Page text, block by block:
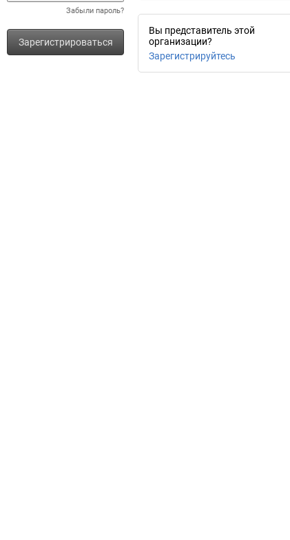
Забыли пароль?
Зарегистрироваться
Вы представитель этой
организации?
Зарегистрируйтесь